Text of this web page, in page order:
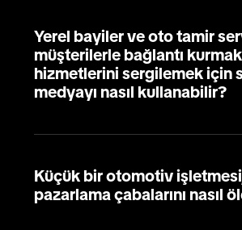
Yerel bayiler ve oto tamir
müşterilerle bağlantı
hizmetlerini sergilemek için
medyayı nasıl kullanabilir?
Küçük bir otomotiv
pazarlama çabalarını nasıl